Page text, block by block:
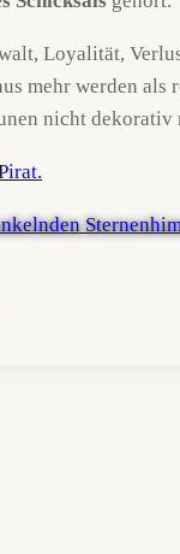
Loyalität,
mehr werden als
nicht dekorativ